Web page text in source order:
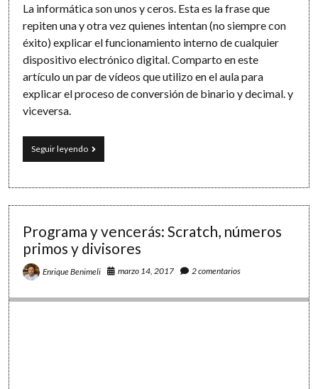
La informática son unos y ceros. Esta es la frase que
repiten una y otra vez quienes intentan (no siempre con
éxito) explicar el funcionamiento interno de cualquier
dispositivo electrónico digital. Comparto en este
artículo un par de vídeos que utilizo en el aula para
explicar el proceso de conversión de binario y decimal. y
viceversa.
Seguir leyendoUn
mundo
de
Programa y vencerás: Scratch, números
primos y divisores
Enrique Benimeli marzo 14, 2017 2 comentarios